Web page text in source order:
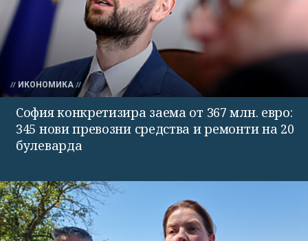
ИКОНОМИКА
София конкретизира заема от 367 млн. евро:
345 нови превозни средства и ремонти на 20
булеварда